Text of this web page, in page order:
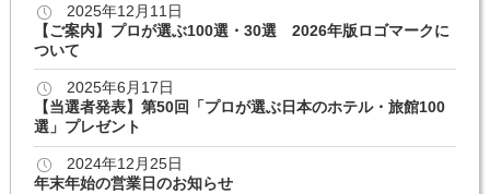
2025年12月11日
【ご案内】プロが選ぶ100選・30選 2026年版ロゴマークに
ついて
2025年6月17日
【当選者発表】第50回「プロが選ぶ日本のホテル・旅館100
選」プレゼント
2024年12月25日
年末年始の営業日のお知らせ